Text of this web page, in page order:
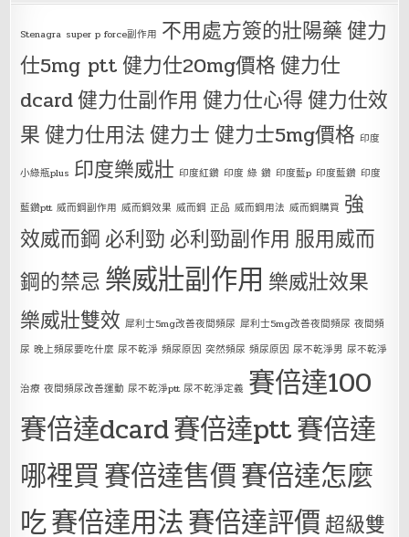
Stenagra super p force副作用 不用處方簽的壯陽藥健力
仕5mg ptt健力仕20mg價格健力仕
dcard健力仕副作用 健力仕心得健力仕效
果健力仕用法健力士健力士5mg價格 印度
小綠瓶plus 印度樂威壯 印度紅鑽 印度 綠 鑽 印度藍p 印度藍鑽 印度
藍鑽ptt 威而鋼副作用 威而鋼效果 威而鋼 正品 威而鋼用法 威而鋼購買 強
效威而鋼 必利勁 必利勁副作用 服用威而
鋼的禁忌 樂威壯副作用 樂威壯效果
樂威壯雙效 犀利士5mg改善夜間頻尿 犀利士5mg改善夜間頻尿 夜間頻
尿 晚上頻尿要吃什麼 尿不乾淨 頻尿原因 突然頻尿 頻尿原因 尿不乾淨男 尿不乾淨
治療 夜間頻尿改善運動 尿不乾淨ptt 尿不乾淨定義 賽倍達100
賽倍達dcard賽倍達ptt賽倍達
哪裡買賽倍達售價賽倍達怎麼
吃賽倍達用法賽倍達評價超級雙